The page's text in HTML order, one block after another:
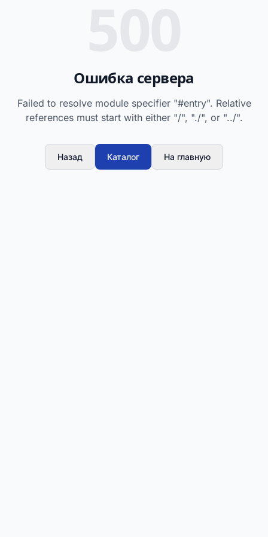
Ошибка сервера
Failed to resolve module specifier "#entry". Relative
references must start with either "/", "./", or "../".
Назад Каталог На главную